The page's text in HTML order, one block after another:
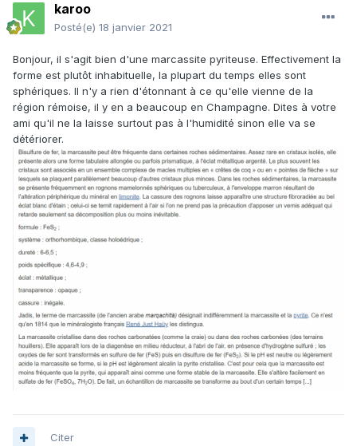
karoo
Posté(e) 18 janvier 2021
Bonjour, il s'agit bien d'une marcassite pyriteuse. Effectivement la
forme est plutôt inhabituelle, la plupart du temps elles sont
sphériques. Il n'y a rien d'étonnant à ce qu'elle vienne de la
région rémoise, il y en a beaucoup en Champagne. Dites à votre
ami qu'il ne la laisse surtout pas à l'humidité sinon elle va se
détériorer.
Citer